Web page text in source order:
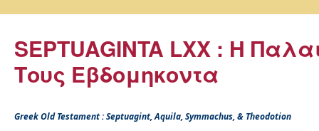
SEPTUAGINTA LXX : Η
Τους Εβδομηκοντα
Greek Old Testament : Septuagint, Aquila, Symmachus, & Theodotion